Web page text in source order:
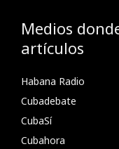
Medios
artículos
Habana Radio
Cubadebate
CubaSí
Cubahora